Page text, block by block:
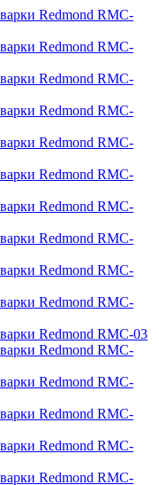
Redmond RMC-
Redmond RMC-
Redmond RMC-
Redmond RMC-
Redmond RMC-
Redmond RMC-
Redmond RMC-
Redmond RMC-
Redmond RMC-
Redmond RMC-
Redmond RMC-03
Redmond RMC-
Redmond RMC-
Redmond RMC-
Redmond RMC-
Redmond RMC-